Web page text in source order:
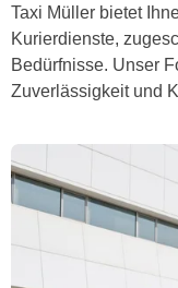
Taxi Müller bietet
Kurierdienste,
Bedürfnisse. Unser
Zuverlässigkeit und